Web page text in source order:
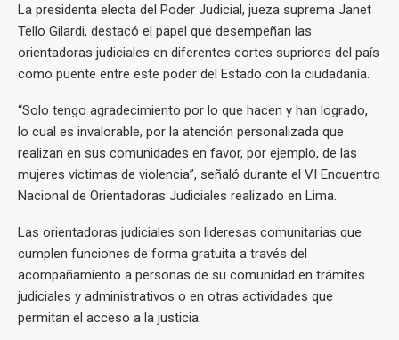
La presidenta electa del Poder Judicial, jueza suprema Janet
Tello Gilardi, destacó el papel que desempeñan las
orientadoras judiciales en diferentes cortes supriores del país
como puente entre este poder del Estado con la ciudadanía.
“Solo tengo agradecimiento por lo que hacen y han logrado,
lo cual es invalorable, por la atención personalizada que
realizan en sus comunidades en favor, por ejemplo, de las
mujeres víctimas de violencia”, señaló durante el VI Encuentro
Nacional de Orientadoras Judiciales realizado en Lima.
Las orientadoras judiciales son lideresas comunitarias que
cumplen funciones de forma gratuita a través del
acompañamiento a personas de su comunidad en trámites
judiciales y administrativos o en otras actividades que
permitan el acceso a la justicia.